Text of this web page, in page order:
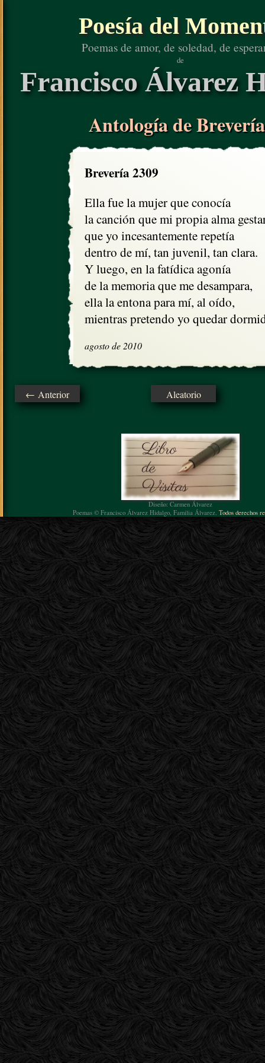
Poesía del
Poemas de amor, de soledad, de
de
Francisco Álvarez
Antología de
Brevería 2309
Ella fue la mujer que conocía
la canción que mi propia alma
que yo incesantemente repetía
dentro de mí, tan juvenil, tan clara.
Y luego, en la fatídica agonía
de la memoria que me desampara,
ella la entona para mí, al oído,
mientras pretendo yo quedar
agosto de 2010
← Anterior Aleatorio
Diseño: Carmen Álvarez
Poemas © Francisco Álvarez Hidalgo, Familia Álvarez. Todos derechos